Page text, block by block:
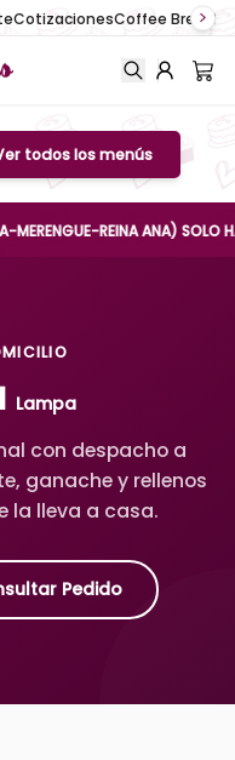
CotizacionesCoffee Break
todos los menús
REINA ANA) SOLO HASTA
Lampa
con despacho a
ganache y rellenos
la lleva a casa.
Pedido